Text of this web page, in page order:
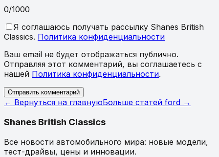
0/1000
Я соглашаюсь получать рассылку Shanes British
Classics. Политика конфиденциальности
Ваш email не будет отображаться публично.
Отправляя этот комментарий, вы соглашаетесь с
нашей Политика конфиденциальности.
Отправить комментарий
← Вернуться на главнуюБольше статей ford →
Shanes British Classics
Все новости автомобильного мира: новые модели,
тест-драйвы, цены и инновации.